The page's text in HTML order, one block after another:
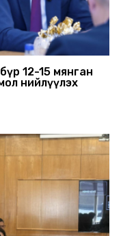
12-15 мянган
нийлүүлэх